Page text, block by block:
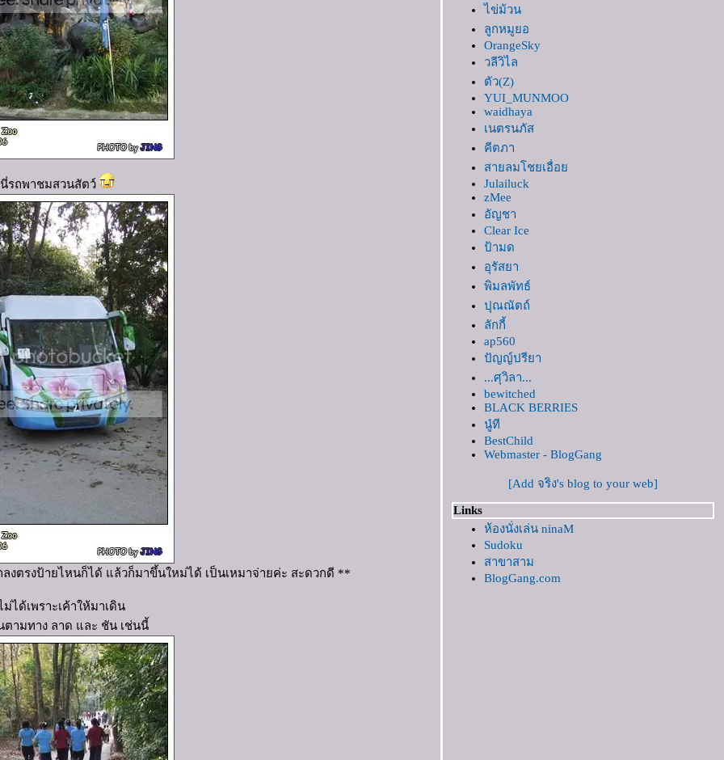
รถพาชมสวนสัตว์
งตรงป้ายไหนก็ได้ แล้วก็มาขึ้นใหม่ได้ เป็นเหมาจ่ายค่ะ สะดวกดี **
ได้เพราะเค้าให้มาเดิน
ตามทาง ลาด และ ชัน เช่นนี้
Patong Beach, Phuket :II ทะเลสีครามที่ทอด
าว
Patong Beach, Phuket : 1st and 2nd Day
ของฝากจากลำพูน
อัมพวา 2550 รอบแรกของปี ตอนจบ
อัมพวา 2550 รอบแรกของปี ตอนที่ 1
หาดเจ้าสำราญ
Royal Flora 2006 : Round IX..The End
Royal Flora 2006 : Round VIII
Royal Flora 2006 : Round VII
Royal Flora 2006 : Round VI
New year trip : โป่งเดือด & สวนสัตว์
Royal Flora 2006 : New Year Trip
New Year Trips : พระตำหนักภูพิงครา
ชนิเวศน์
Royal Flora 2006 : Round IV
Royal Flora 2006 : Round III
Chiang Mai Zoo
Royal Flora 2006 : Round II
Chiang Rai Trip
Royal Flora 2006 : Quick View
Royal Flora 2006 : บรรยากาศทั่วไป
Queen Sirikit Botanic Garden: Aquatic Plants
Queen Sirikit Botanic Garden: Tropical Plants
Queen Sirikit Botanic Garden: Arid Plants
ปางช้าง แม่สา
สวนลุมฯ
จ่งก๊ะต๊ำ
วัดสวนดอก จ.เชียงใหม่ ....ไปวัดบ่อยจังหนอ
เรา
สมโภชวัดพระสิงห์ จ.เชียงใหม่
วัดเจ็ดยอด จ.เชียงใหม่
วัดอุโมงค์ จ.เชียงใหม่
60 ปีครองราชย์ พิพิธภัณฑ์ธรรมชาติที่มีชีวิต
ไข่ม้วน
ลูกหมูยอ
OrangeSky
วลีวิไล
ตัว(Z)
YUI_MUNMOO
waidhaya
เนตรนภัส
คีตภา
สายลมโชยเอื่อ
Julailuck
zMee
อัญชา
Clear Ice
ป้ามด
อุรัสยา
พิมลพัทธ์
ปุณณัตถ์
ลักกี้
ap560
ปัญญ์ปรียา
...ศุวิลา...
bewitched
BLACK BERRIES
นู๋ที
BestChild
Webmaster - BlogGang
[Add จริง's blog to your web]
Links
ห้องนั่งเล่น ninaM
Sudoku
สาขาสาม
BlogGang.com